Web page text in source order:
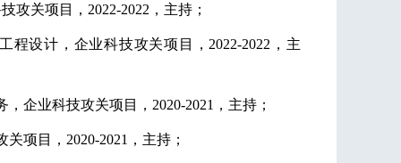
攻关项目，2022-2022，主持；
程设计，企业科技攻关项目，2022-2022，主
企业科技攻关项目， 2020-2021，主持；
项目， 2020-2021，主持；